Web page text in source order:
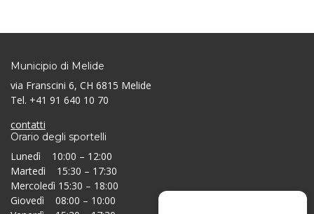
Municipio di Melide
via Franscini 6, CH 6815 Melide
Tel. +41 91 640 10 70
contatti
Orario degli sportelli
Lunedì 10:00 – 12:00
Martedì 15:30 – 17:30
Mercoledì 15:30 – 18:00
Giovedì 08:00 – 10:00